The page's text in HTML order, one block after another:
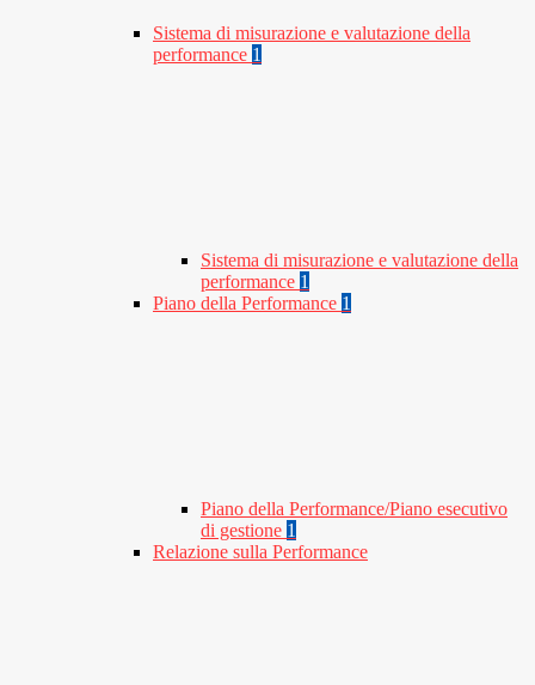
Sistema di misurazione e valutazione della
performance 1
Sistema di misurazione e valutazione della
performance 1
Piano della Performance 1
Piano della Performance/Piano esecutivo
di gestione 1
Relazione sulla Performance